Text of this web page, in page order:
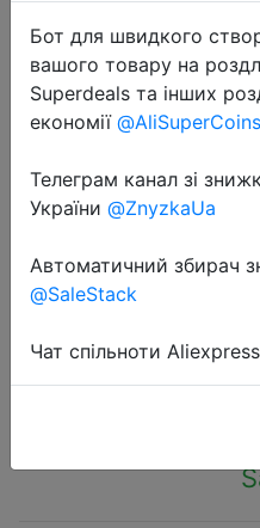
8mm Frosting
Natural Stone
For Women Men
Rope Fashion
Бот для швидкого
вашого товару на
Superdeals та інших
економії
Телеграм канал зі
України @ZnyzkaUa
Автоматичний збирач
@SaleStack
Чат спільноти